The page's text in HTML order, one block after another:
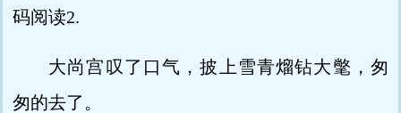
码阅读2.
大尚宫叹了口气，披上雪青熘钻大氅，匆
匆的去了。